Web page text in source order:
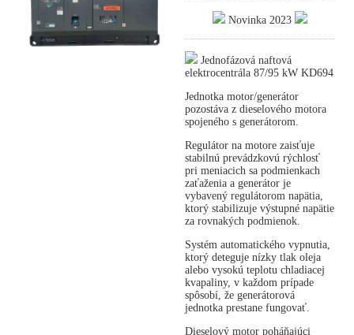
Novinka 2023
Jednofázová naftová
elektrocentrála 87/95 kW KD694
Jednotka motor/generátor
pozostáva z dieselového motora
spojeného s generátorom.
Regulátor na motore zaisťuje
stabilnú prevádzkovú rýchlosť
pri meniacich sa podmienkach
zaťaženia a generátor je
vybavený regulátorom napätia,
ktorý stabilizuje výstupné napätie
za rovnakých podmienok.
Systém automatického vypnutia,
ktorý deteguje nízky tlak oleja
alebo vysokú teplotu chladiacej
kvapaliny, v každom prípade
spôsobí, že generátorová
jednotka prestane fungovať.
Dieselový motor poháňajúci